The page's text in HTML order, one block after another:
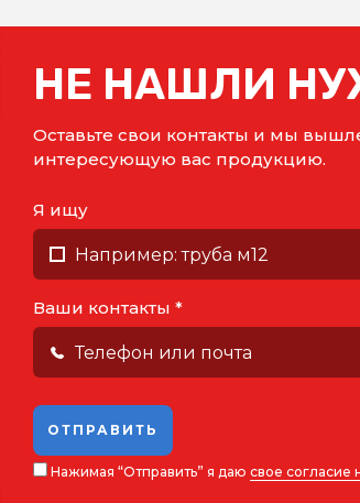
НЕ НАШЛИ
Оставьте свои контакты и мы
интересующую вас продукцию.
Я ищу
Ваши контакты *
ОТПРАВИТЬ
Нажимая “Отправить” я даю свое согласие